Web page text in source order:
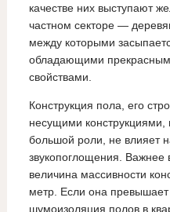
качестве них выступают
частном секторе —
между которыми
обладающими
свойствами.
Конструкция пола, его
несущими конструкциями,
большой роли, не влияет
звукопоглощения. Важнее
величина массивности
метр. Если она
шумоизоляция полов в